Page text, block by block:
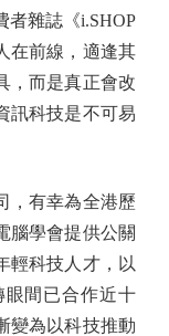
者雜誌《i.SHOP
在前線，適逢其
，而是真正會改
訊科技是不可易
有幸為全港歷
腦學會提供公關
輕科技人才，以
眼間已合作近十
變為以科技推動